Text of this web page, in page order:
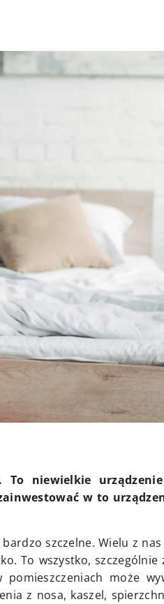
To niewielkie
w to
szczelne. Wielu z
To wszystko, szczególnie
może
z nosa, kaszel,
Dowiedz się, jak
informacji o
online może
nieruchomości,
bezpieczeństwo
zaoszczędzić Twój
pieniądze.